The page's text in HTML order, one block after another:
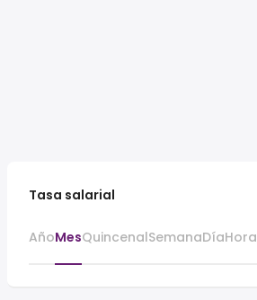
Tasa salarial
AñoMesQuincenalSemanaDíaHora